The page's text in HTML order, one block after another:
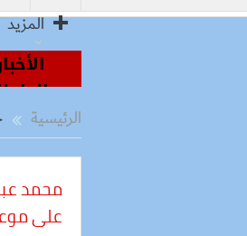
المزيد
من أساطير الملاعب إلى قيادة
من هيروشيما.. وزير التعليم:
الرئيسية
محمد
على